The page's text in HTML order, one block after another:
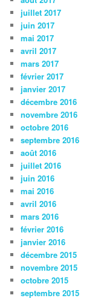
juillet 2017
juin 2017
mai 2017
avril 2017
mars 2017
février 2017
janvier 2017
décembre 2016
novembre 2016
octobre 2016
septembre 2016
août 2016
juillet 2016
juin 2016
mai 2016
avril 2016
mars 2016
février 2016
janvier 2016
décembre 2015
novembre 2015
octobre 2015
septembre 2015